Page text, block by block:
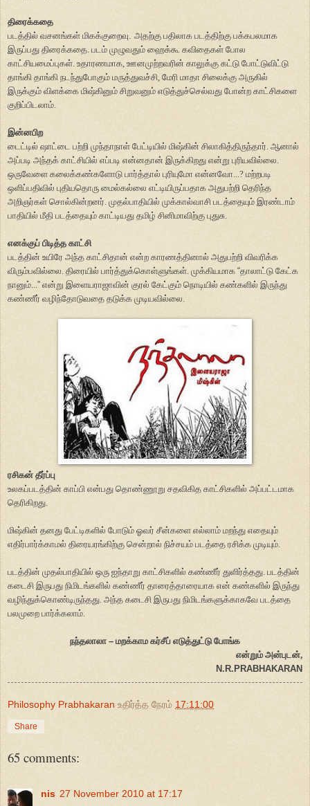
திரைக்கதை
படத்தில் வசனங்கள் மிகக்குறைவு அதற்கு பதிலாக படத்திற்கு பக்கபலமாக
இருப்பது திரைக்கதை. படம் முழுவதும் ஹைக்கூ கவிதைகள் போல
காட்சியமைப்புகள். உதாரணமாக, ஊனமுற்றவரின் காலுக்கு கட்டு போட்டுவிட்டு
தாங்கி தாங்கி நடந்துபோகும் மருத்துவச்சி, மேரி மாதா சிலைக்கு அருகில்
இருக்கும் விளக்கை மிஷ்கினும் சிறுவனும் எடுத்துச்செல்வது போன்ற காட்சிகளை
குறிப்பிடலாம்.
இன்னபிற
டைட்டில் ஷாட்டை பற்றி முந்தாநாள் பேட்டியில் மிஷ்கின் சிலாகித்திருந்தார். ஆனால்
அப்படி அந்தக் காட்சியில் எப்படி என்னதான் இருக்கிறது என்று புரியவில்லை.
ஒருவேளை கலைக்கண்களோடு பார்த்தால் புரியுமோ என்னவோ...? மற்றபடி
ஒளிப்பதிவில் புதியதொரு மைல்கல்லை எட்டியிருப்பதாக அதுபற்றி தெரிந்த
அறிஞர்கள் சொல்கின்றனர். முதல்பாதியில் முக்கால்வாசி படத்தையும் இரண்டாம்
பாதியில் மீதி படத்தையும் காட்டியது தமிழ் சினிமாவிற்கு புதுசு.
எனக்குப் பிடித்த காட்சி
படத்தின் உயிரே அந்த காட்சிதான் என்ற காரணத்தினால் அதுபற்றி விவரிக்க
விரும்பவில்லை. திரையில் பார்த்துக்கொள்ளுங்கள். முக்கியமாக “தாலாட்டு கேட்க
நானும்... ” என்று இளையராஜாவின் குரல் கேட்கும் நொடியில் கண்களில் இருந்து
கண்ணீர் வழிந்தோடுவதை தடுக்க முடியவில்லை.
ரசிகன் தீர்ப்பு
உலகப்படத்தின் காப்பி என்பது தொண்ணூறு சதவிகித காட்சிகளில் அப்பட்டமாக
தெரிகிறது.
மிஷ்கின் தனது பேட்டிகளில் போடும் ஓவர் சீன்களை எல்லாம் மறந்து எதையும்
எதிர்பார்க்காமல் திரையரங்கிற்கு சென்றால் நிச்சயம் படத்தை ரசிக்க முடியும்.
படத்தின் முதல்பாதியில் ஒரு ஐந்தாறு காட்சிகளில் கண்ணீர் துளிர்த்தது. படத்தின்
கடைசி இருபது நிமிடங்களில் கண்ணீர் தாரைத்தாரையாக என் கண்களில் இருந்து
வழிந்துக்கொண்டிருந்தது. அந்த கடைசி இருபது நிமிடங்களுக்காகவே படத்தை
பலமுறை பார்க்கலாம்.
நந்தலாலா – மறக்காம கர்சீப் எடுத்துட்டு போங்க
என்றும் அன்புடன்,
N.R.PRABHAKARAN
Philosophy Prabhakaran உதிர்த்த நேரம் 17:11:00
Share
65 comments:
nis 27 November 2010 at 17:17